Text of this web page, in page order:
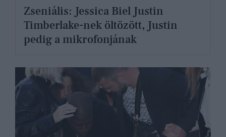
Zseniális: Jessica Biel Justin
Timberlake-nek öltözött, Justin
pedig a mikrofonjának